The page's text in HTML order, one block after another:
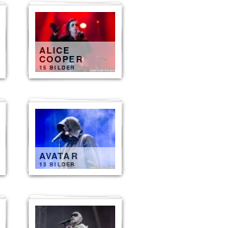
ALICE
COOPER
15 BILDER
AVATAR
13 BILDER